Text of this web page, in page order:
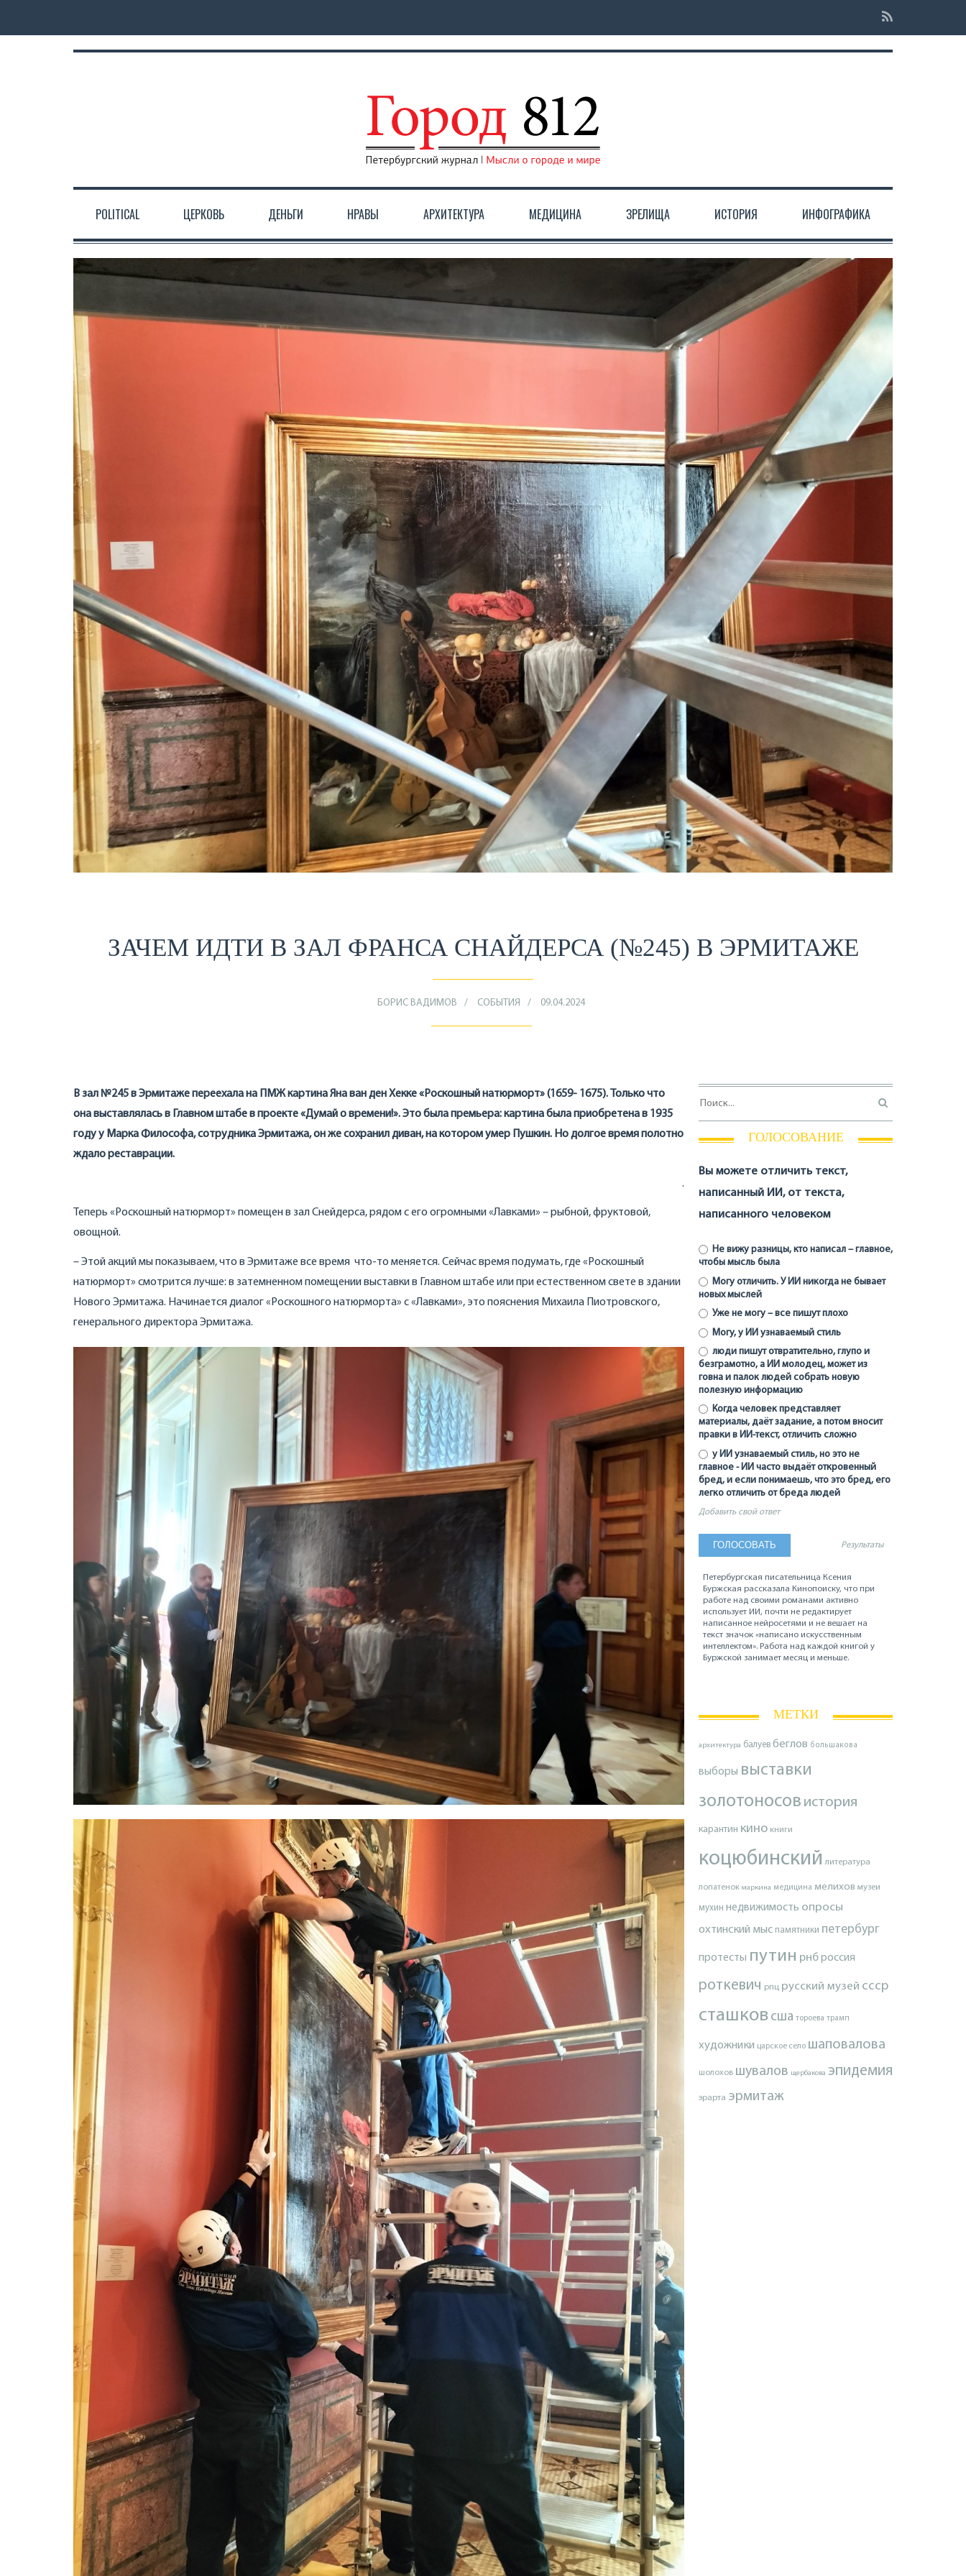
POLITICAL ЦЕРКОВЬ ДЕНЬГИ НРАВЫ АРХИТЕКТУРА МЕДИЦИНА ЗРЕЛИЩА ИСТОРИЯ ИНФОГРАФИКА
ЗАЧЕМ ИДТИ В ЗАЛ ФРАНСА СНАЙДЕРСА (№245) В ЭРМИТАЖЕ
БОРИС ВАДИМОВ СОБЫТИЯ 09.04.2024
В зал №245 в Эрмитаже переехала на ПМЖ картина Яна ван ден Хекке «Роскошный натюрморт» (1659- 1675). Только что
она выставлялась в Главном штабе в проекте «Думай о времени!». Это была премьера: картина была приобретена в 1935
году у Марка Философа, сотрудника Эрмитажа, он же сохранил диван, на котором умер Пушкин. Но долгое время полотно
ждало реставрации.
.
Теперь «Роскошный натюрморт» помещен в зал Снейдерса, рядом с его огромными «Лавками» – рыбной, фруктовой,
овощной.
– Этой акций мы показываем, что в Эрмитаже все время что-то меняется. Сейчас время подумать, где «Роскошный
натюрморт» смотрится лучше: в затемненном помещении выставки в Главном штабе или при естественном свете в здании
Нового Эрмитажа. Начинается диалог «Роскошного натюрморта» с «Лавками», это пояснения Михаила Пиотровского,
генерального директора Эрмитажа.
ГОЛОСОВАНИЕ
Вы можете отличить текст,
написанный ИИ, от текста,
написанного человеком
Не вижу разницы, кто написал – главное,
чтобы мысль была
Могу отличить. У ИИ никогда не бывает
новых мыслей
Уже не могу – все пишут плохо
Могу, у ИИ узнаваемый стиль
люди пишут отвратительно, глупо и
безграмотно, а ИИ молодец, может из
говна и палок людей собрать новую
полезную информацию
Когда человек представляет
материалы, даёт задание, а потом вносит
правки в ИИ-текст, отличить сложно
у ИИ узнаваемый стиль, но это не
главное - ИИ часто выдаёт откровенный
бред, и если понимаешь, что это бред, его
легко отличить от бреда людей
Добавить свой ответ
Результаты
Петербургская писательница Ксения
Буржская рассказала Кинопоиску, что при
работе над своими романами активно
использует ИИ, почти не редактирует
написанное нейросетями и не вешает на
текст значок «написано искусственным
интеллектом». Работа над каждой книгой у
Буржской занимает месяц и меньше.
МЕТКИ
архитектура балуев беглов большакова
выборы выставки
золотоносов история
карантин кино книги
коцюбинский литература
лопатенок маркина медицина мелихов музеи
мухин недвижимость опросы
охтинский мыс памятники петербург
протесты путин рнброссия
роткевич рпц русский музей ссср
сташков сша тороева трамп
художники царское село шаповалова
шолохов шувалов щербакова эпидемия
эрарта эрмитаж